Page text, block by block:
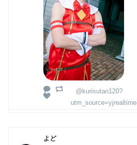
@kurisutan120?
よど